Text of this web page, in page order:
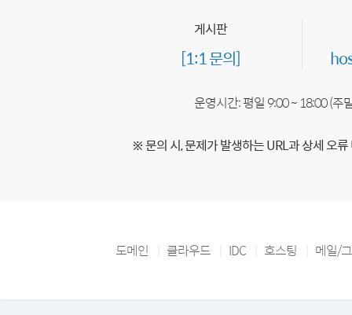
게시판
[1:1 문의]
운영시간: 평일 9:00 ~ 18:00 (주
※ 문의 시, 문제가 발생하는 URL과 상세 오
도메인 클라우드 IDC 호스팅 메일/